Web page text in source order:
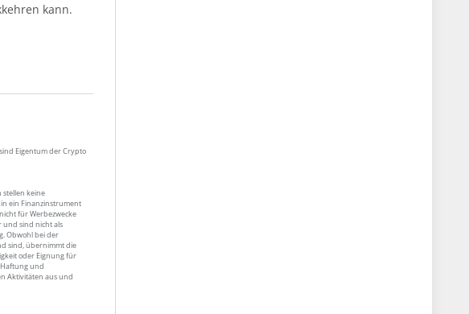
kann.
Eigentum der Crypto
stellen keine
ein Finanzinstrument
für Werbezwecke
und sind nicht als
Obwohl bei der
sind, übernimmt die
oder Eignung für
und
Aktivitäten aus und